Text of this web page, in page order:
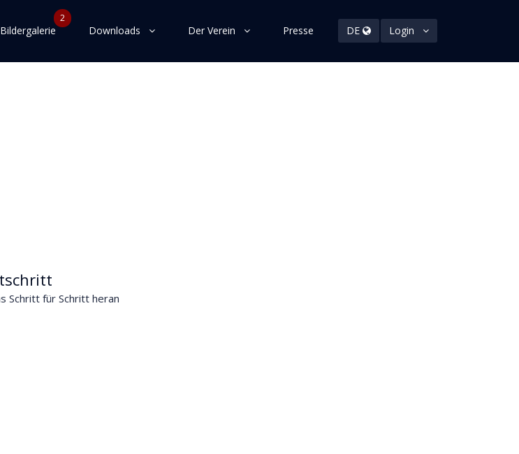
2
Bildergalerie Downloads Der Verein Presse DE Login
Schritt für Schritt heran